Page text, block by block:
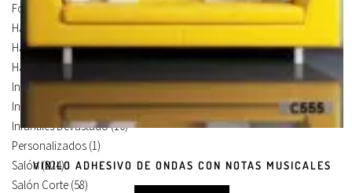
VINILO ADHESIVO DE ONDAS CON NOTAS MUSICALES
Foto Lienzo(51)
Habitación(4)
Habitación Corte(3)
Habitación Devastado
Infantiles(75)
Infantiles Corte(65)
Infantiles Devastado(10)
Personalizados (1)
Salón(224)
Salón Corte (58)